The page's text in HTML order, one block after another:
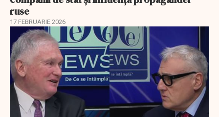
ruse
17 FEBRUARIE 2026
EXCLUSIV